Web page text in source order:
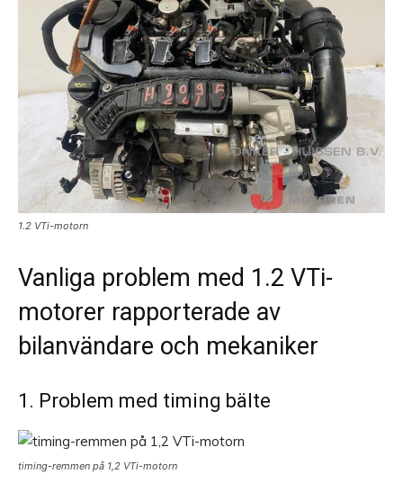
1.2 VTi-motorn
Vanliga problem med 1.2 VTi-
motorer rapporterade av
bilanvändare och mekaniker
1. Problem med timing bälte
timing-remmen på 1,2 VTi-motorn